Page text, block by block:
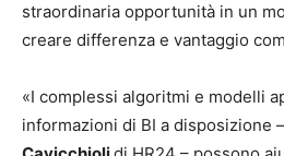
straordinaria opportunità in un
creare differenza e vantaggio
«I complessi algoritmi e modelli
informazioni di BI a disposizione